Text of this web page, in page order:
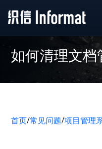
如何清理文
首页/常见问题/项目管理